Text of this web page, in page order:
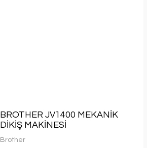
BROTHER JV1400 MEKANİK
DİKİŞ MAKİNESİ
Brother